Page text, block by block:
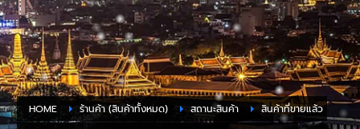
HOME ร้านค้า (สินค้าทั้งหมด) สถานะสินค้า
สินค้าที่ขายแล้ว